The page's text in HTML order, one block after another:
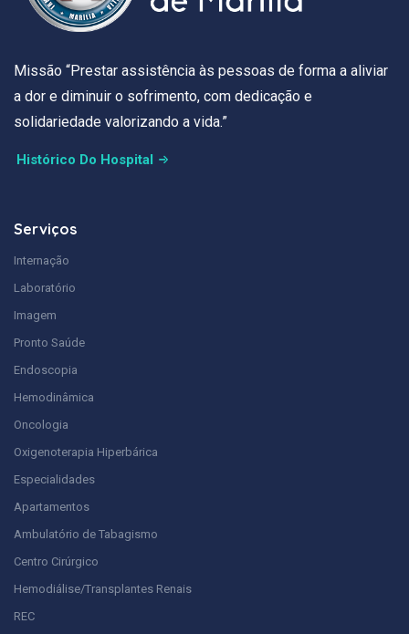
Missão “Prestar assistência às pessoas de forma a aliviar
a dor e diminuir o sofrimento, com dedicação e
solidariedade valorizando a vida.”
Histórico Do Hospital
Serviços
Internação
Laboratório
Imagem
Pronto Saúde
Endoscopia
Hemodinâmica
Oncologia
Oxigenoterapia Hiperbárica
Especialidades
Apartamentos
Ambulatório de Tabagismo
Centro Cirúrgico
Hemodiálise/Transplantes Renais
REC